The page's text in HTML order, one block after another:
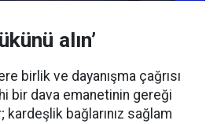
alın’
birlik ve dayanışma çağrısı
bir dava emanetinin gereği
bağlarınız sağlam